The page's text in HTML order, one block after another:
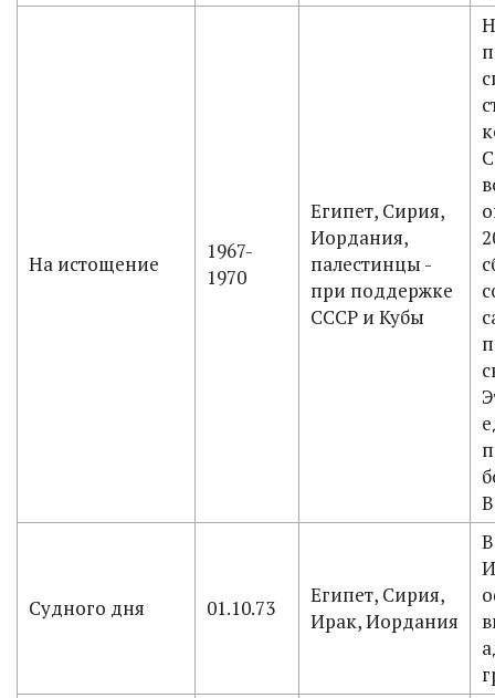
На истощение
1967-
1970
Египет, Сирия,
Иордания,
палестинцы -
при поддержке
СССР и Кубы
Судного дня 01.10.73
Египет, Сирия,
Ирак, Иордания